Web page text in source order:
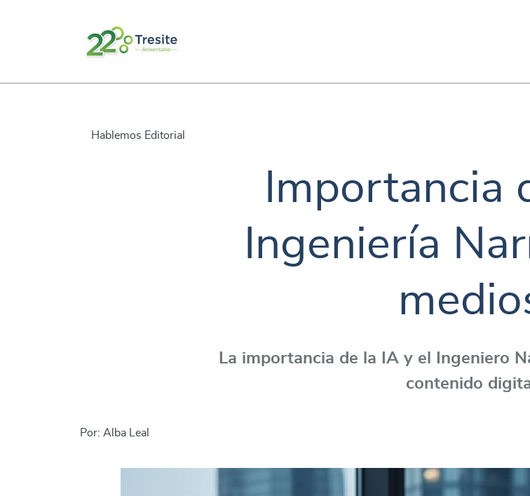
Hablemos Editorial
Importancia
Ingeniería
La importancia de la IA y el Ingeniero
contenido
Por: Alba Leal